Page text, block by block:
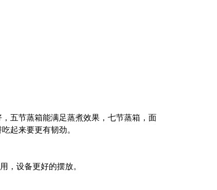
五节蒸箱能满足蒸煮效果，七节蒸箱，面
起来要更有韧劲。
，设备更好的摆放。